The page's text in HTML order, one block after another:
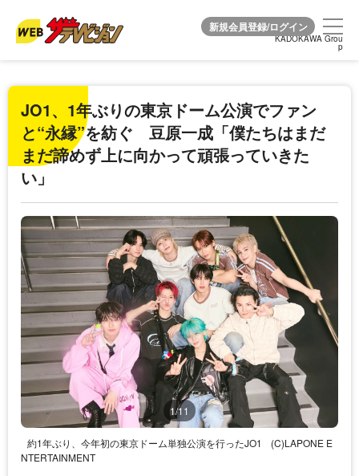
KADOKAWA Grou
p
KADOKAWA Grou
p
JO1、1年ぶりの東京ドーム公演でファン
と“永縁”を紡ぐ 豆原一成「僕たちはまだ
まだ諦めず上に向かって頑張っていきた
い」
1/11
約1年ぶり、今年初の東京ドーム単独公演を行ったJO1
(C)LAPONE E
NTERTAINMENT